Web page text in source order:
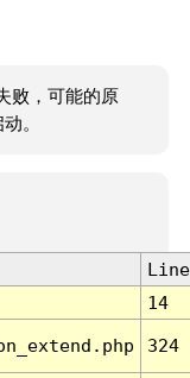
败，可能的原
。
Line
14
324